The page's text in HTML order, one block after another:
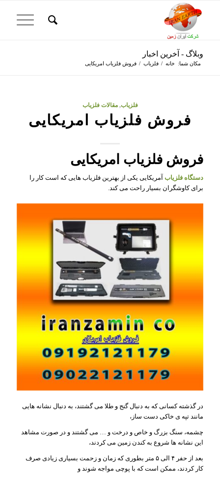
وبلاگ - آخرین اخبار
مکان شما: خانه / فلزیاب / فروش فلزیاب امریکایی
فلزیاب,مقالات فلزیاب
فروش فلزیاب امریکایی
فروش فلزیاب امریکایی
دستگاه فلزیابآمریکایی یکی از بهترین فلزیاب هایی که است کار را
برای کاوشگران بسیار راحت می کند.
در گذشته کسانی که به دنبال گنج و طلا می گشتند، به دنبال نشانه هایی
مانند تپه ی خاکی دست ساز،
چشمه، سنگ بزرگ و خاص و درخت و … می گشتند و در صورت مشاهد
این نشانه ها شروع به کندن زمین می کردند،
بعد از حفر ۴ الی ۵ متر بطوری که زمان و زحمت بسیاری زیادی صرف
کار کردند، ممکن است که با پوچی مواجه شوند و